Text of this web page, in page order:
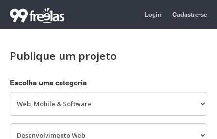
Login Cadastre-se
Publique um projeto
Escolha uma categoria